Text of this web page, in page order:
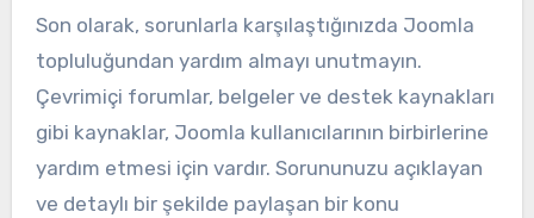
Son olarak, sorunlarla karşılaştığınızda Joomla
topluluğundan yardım almayı unutmayın.
Çevrimiçi forumlar, belgeler ve destek kaynakları
gibi kaynaklar, Joomla kullanıcılarının birbirlerine
yardım etmesi için vardır. Sorununuzu açıklayan
ve detaylı bir şekilde paylaşan bir konu